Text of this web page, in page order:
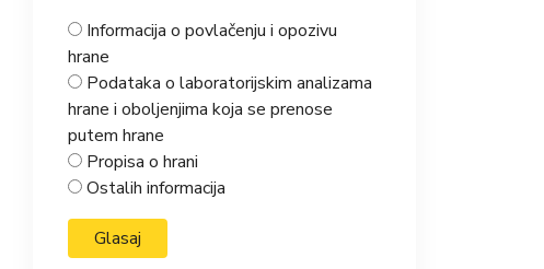
Informacija o povlačenju i opozivu
hrane
Podataka o laboratorijskim analizama
hrane i oboljenjima koja se prenose
putem hrane
Propisa o hrani
Ostalih informacija